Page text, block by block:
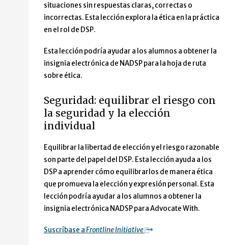
situaciones sin respuestas claras, correctas o
incorrectas. Esta lección explora la ética en la práctica
en el rol de DSP.
Esta lección podría ayudar a los alumnos a obtener la
insignia electrónica de NADSP para la hoja de ruta
sobre ética.
Seguridad: equilibrar el riesgo con
la seguridad y la elección
individual
Equilibrar la libertad de elección y el riesgo razonable
son parte del papel del DSP. Esta lección ayuda a los
DSP a aprender cómo equilibrarlos de manera ética
que promueva la elección y expresión personal. Esta
lección podría ayudar a los alumnos a obtener la
insignia electrónica NADSP para Advocate With.
Suscríbase aFrontline Initiative